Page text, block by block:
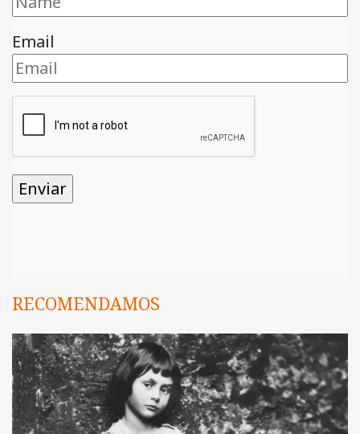
Email
RECOMENDAMOS